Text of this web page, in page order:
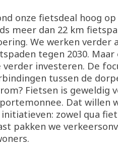
onze fietsdeal hoog op
meer dan 22 km
We werken verder
tegen 2030.
investeren. De
tussen de
Fietsen is geweldig
Dat willen
zowel qua
pakken we